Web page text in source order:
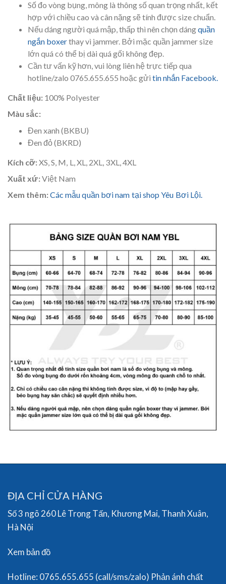
Số đo vòng bụng, mông là thông số quan trọng nhất, kết
hợp với chiều cao và cân nặng sẽ tính được size chuẩn.
Nếu dáng người quá mập, thấp thì nên chọn dángquần
ngắn boxerthay vì jammer. Bởi mặc quần jammer size
lớn quá có thể bị dài quá gối không đẹp.
Cần tư vấn kỹ hơn, vui lòng liên hệ trực tiếp qua
hotline/zalo 0765.655.655 hoặc gửi tin nhắn Facebook.
Chất liệu: 100% Polyester
Màu sắc:
Đen xanh (BKBU)
Đen đỏ (BKRD)
Kích cỡ:XS, S, M, L, XL, 2XL, 3XL, 4XL
Xuất xứ:Việt Nam
Xem thêm:Các mẫu quần bơi nam tại shop Yêu Bơi Lội.
ĐỊA CHỈ CỬA HÀNG
Số 3 ngõ 260 Lê Trọng Tấn, Khương Mai, Thanh Xuân,
Hà Nội
Xem bản đồ
Hotline: 0765.655.655 (call/sms/zalo) Phản ánh chất